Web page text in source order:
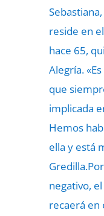
reside en
hace 65,
Alegría.
que
implicada
Hemos
ella y está
negativo,
recaerá en